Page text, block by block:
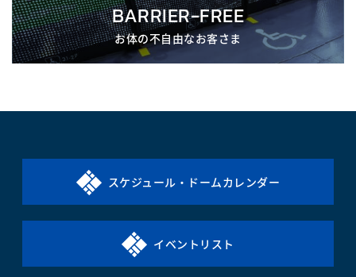
BARRIER-FREE
お体の不自由なお客さま
スケジュール・ドームカレンダー
イベントリスト